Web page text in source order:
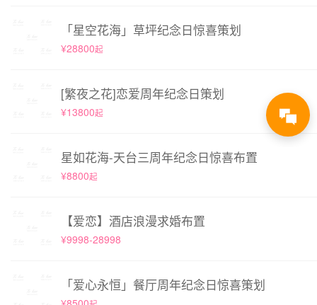
「星空花海」草坪纪念日惊喜策划
¥28800起
[繁夜之花]恋爱周年纪念日策划
¥13800起
星如花海-天台三周年纪念日惊喜布置
¥8800起
【爱恋】酒店浪漫求婚布置
¥9998-28998
「爱心永恒」餐厅周年纪念日惊喜策划